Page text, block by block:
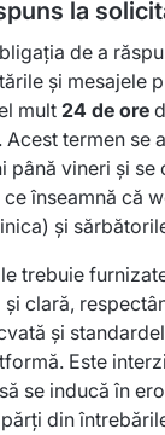
la
de a
și mesajele
mult 24 de ore
termen se
până vineri și se
înseamnă că
și
trebuie
clară,
și
Este
se inducă în
din